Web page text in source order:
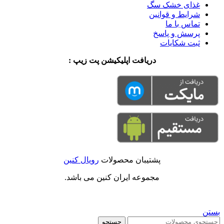
غذای خشک سگ
شرایط و قوانین
تماس با ما
پرسش و پاسخ
ثبت شکایات
دریافت اپلیکیشن پت زیپ :
پشتیبان محصولات رویال کنین
مجموعه ایران کنین می باشد.
بستن
جستجو